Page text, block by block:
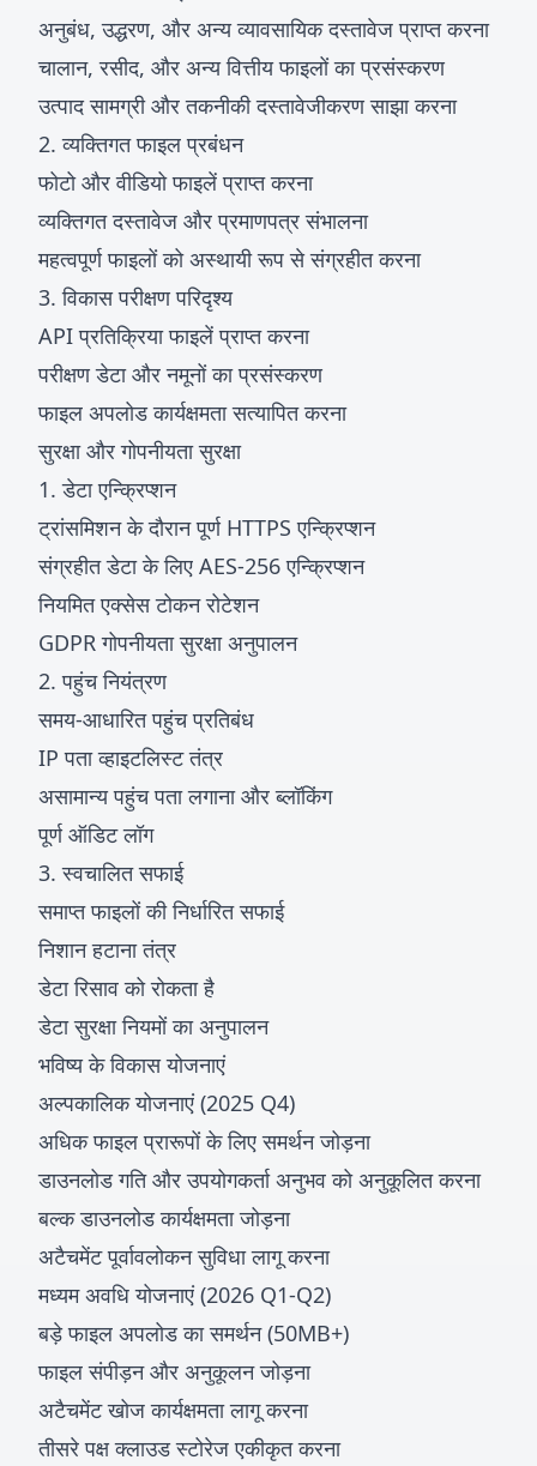
अनुबंध, उद्धरण, और अन्य व्यावसायिक दस्तावेज प्राप्त करना
चालान, रसीद, और अन्य वित्तीय फाइलों का प्रसंस्करण
उत्पाद सामग्री और तकनीकी दस्तावेजीकरण साझा करना
2. व्यक्तिगत फाइल प्रबंधन
फोटो और वीडियो फाइलें प्राप्त करना
व्यक्तिगत दस्तावेज और प्रमाणपत्र संभालना
महत्वपूर्ण फाइलों को अस्थायी रूप से संग्रहीत करना
3. विकास परीक्षण परिदृश्य
API प्रतिक्रिया फाइलें प्राप्त करना
परीक्षण डेटा और नमूनों का प्रसंस्करण
फाइल अपलोड कार्यक्षमता सत्यापित करना
सुरक्षा और गोपनीयता सुरक्षा
1. डेटा एन्क्रिप्शन
ट्रांसमिशन के दौरान पूर्ण HTTPS एन्क्रिप्शन
संग्रहीत डेटा के लिए AES-256 एन्क्रिप्शन
नियमित एक्सेस टोकन रोटेशन
GDPR गोपनीयता सुरक्षा अनुपालन
2. पहुंच नियंत्रण
समय-आधारित पहुंच प्रतिबंध
IP पता व्हाइटलिस्ट तंत्र
असामान्य पहुंच पता लगाना और ब्लॉकिंग
पूर्ण ऑडिट लॉग
3. स्वचालित सफाई
समाप्त फाइलों की निर्धारित सफाई
निशान हटाना तंत्र
डेटा रिसाव को रोकता है
डेटा सुरक्षा नियमों का अनुपालन
भविष्य के विकास योजनाएं
अल्पकालिक योजनाएं (2025 Q4)
अधिक फाइल प्रारूपों के लिए समर्थन जोड़ना
डाउनलोड गति और उपयोगकर्ता अनुभव को अनुकूलित करना
बल्क डाउनलोड कार्यक्षमता जोड़ना
अटैचमेंट पूर्वावलोकन सुविधा लागू करना
मध्यम अवधि योजनाएं (2026 Q1-Q2)
बड़े फाइल अपलोड का समर्थन (50MB+)
फाइल संपीड़न और अनुकूलन जोड़ना
अटैचमेंट खोज कार्यक्षमता लागू करना
तीसरे पक्ष क्लाउड स्टोरेज एकीकृत करना